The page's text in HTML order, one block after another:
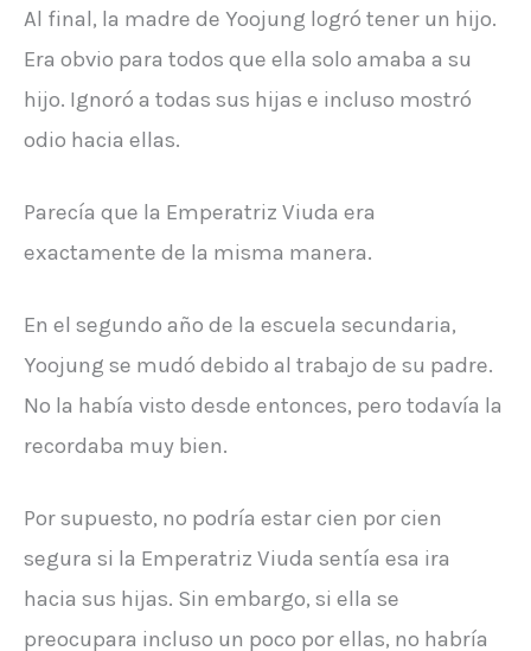
Al final, la madre de Yoojung logró tener un hijo.
Era obvio para todos que ella solo amaba a su
hijo. Ignoró a todas sus hijas e incluso mostró
odio hacia ellas.
Parecía que la Emperatriz Viuda era
exactamente de la misma manera.
En el segundo año de la escuela secundaria,
Yoojung se mudó debido al trabajo de su padre.
No la había visto desde entonces, pero todavía la
recordaba muy bien.
Por supuesto, no podría estar cien por cien
segura si la Emperatriz Viuda sentía esa ira
hacia sus hijas. Sin embargo, si ella se
preocupara incluso un poco por ellas, no habría